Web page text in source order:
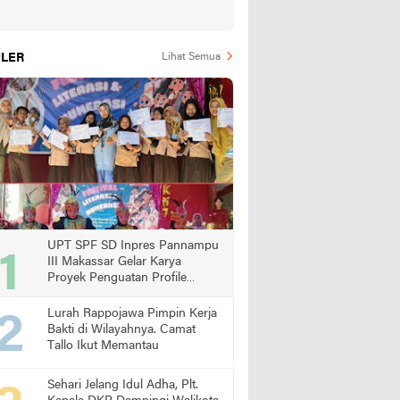
Lihat Semua
UPT SPF SD Inpres Pannampu
III Makassar Gelar Karya
Proyek Penguatan Profile
Lurah Rappojawa Pimpin Kerja
Bakti di Wilayahnya. Camat
Tallo Ikut Memantau
Sehari Jelang Idul Adha, Plt.